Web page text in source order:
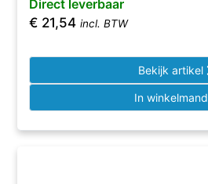
Direct leverbaar
€ 21,54 incl. BTW
Bekijk artikel
In winkelmand